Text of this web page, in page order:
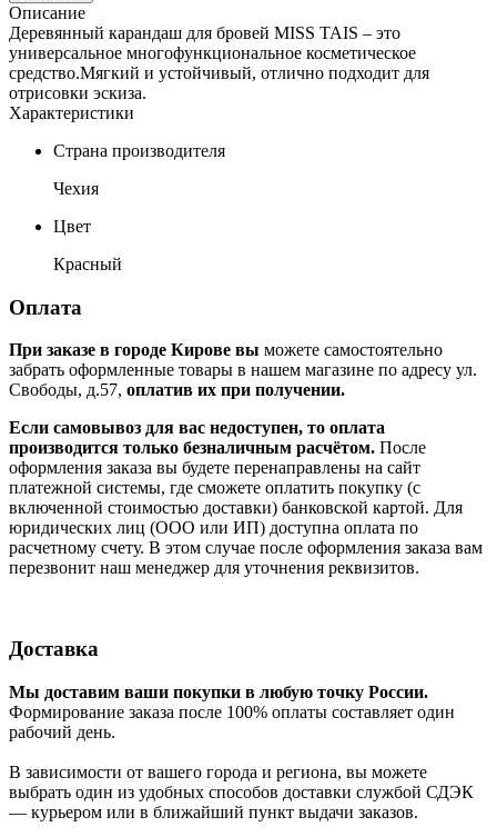
Описание
Деревянный карандаш для бровей MISS TAIS – это
универсальное многофункциональное косметическое
средство.Мягкий и устойчивый, отлично подходит для
отрисовки эскиза.
Характеристики
Страна производителя
Чехия
Цвет
Красный
Оплата
При заказе в городе Кирове вы можете самостоятельно
забрать оформленные товары в нашем магазине по адресу ул.
Свободы, д.57, оплатив их при получении.
Если самовывоз для вас недоступен, то оплата
производится только безналичным расчётом. После
оформления заказа вы будете перенаправлены на сайт
платежной системы, где сможете оплатить покупку (с
включенной стоимостью доставки) банковской картой. Для
юридических лиц (ООО или ИП) доступна оплата по
расчетному счету. В этом случае после оформления заказа вам
перезвонит наш менеджер для уточнения реквизитов.
Доставка
Мы доставим ваши покупки в любую точку России.
Формирование заказа после 100% оплаты составляет один
рабочий день.
В зависимости от вашего города и региона, вы можете
выбрать один из удобных способов доставки службой СДЭК
— курьером или в ближайший пункт выдачи заказов.